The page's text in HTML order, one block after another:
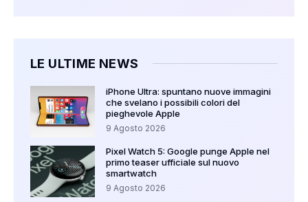
LE ULTIME NEWS
iPhone Ultra: spuntano nuove immagini
che svelano i possibili colori del
pieghevole Apple
9 Agosto 2026
Pixel Watch 5: Google punge Apple nel
primo teaser ufficiale sul nuovo
smartwatch
9 Agosto 2026